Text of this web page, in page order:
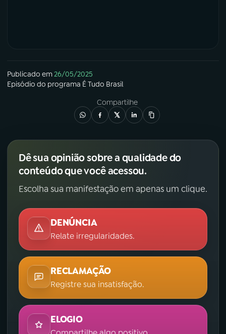
Publicado em26/05/2025
Episódio do programa É Tudo Brasil
Compartilhe
Dê sua opinião sobre a qualidade do
conteúdo que você acessou.
Escolha sua manifestação em apenas um clique.
DENÚNCIA
Relate irregularidades.
RECLAMAÇÃO
Registre sua insatisfação.
ELOGIO